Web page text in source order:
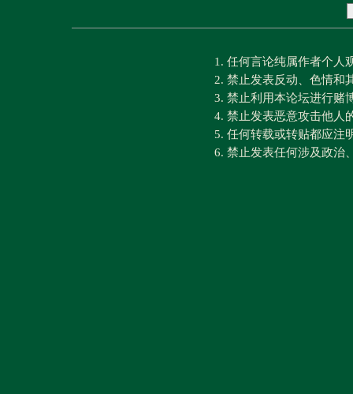
1. 任何言论纯属作者个人
2. 禁止发表反动、色情和
3. 禁止利用本论坛进行赌
4. 禁止发表恶意攻击他人
5. 任何转载或转贴都应注
6. 禁止发表任何涉及政治